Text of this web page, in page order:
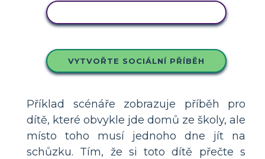
VYTVOŘTE SOCIÁLNÍ PŘÍBĚH
Příklad scénáře zobrazuje příběh pro
dítě, které obvykle jde domů ze školy, ale
místo toho musí jednoho dne jít na
schůzku. Tím, že si toto dítě přečte s